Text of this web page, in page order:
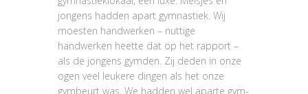
jongens hadden apart gymnastiek. Wij
moesten handwerken – nuttige
handwerken heette dat op het rapport –
als de jongens gymden. Zij deden in onze
ogen veel leukere dingen als het onze
gymbeurt was. We hadden wel aparte gym-